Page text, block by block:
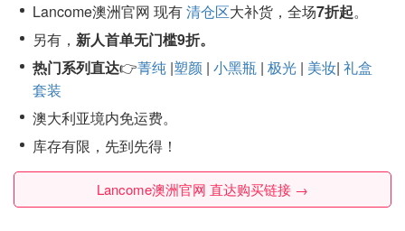
Lancome澳洲官网 现有清仓区大补货，全场7折起。
另有， 新人首单无门槛9折。
热门系列直达👉菁纯 |塑颜 | 小黑瓶 | 极光 | 美妆| 礼盒
套装
澳大利亚境内免运费。
库存有限，先到先得！
Lancome澳洲官网 直达购买链接 →